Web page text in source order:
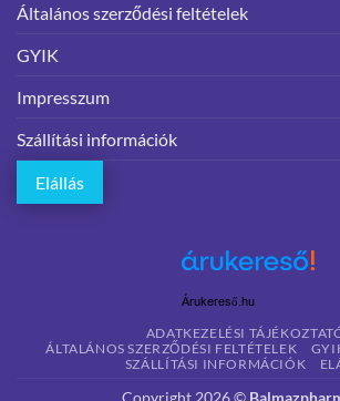
Általános szerződési feltételek
GYIK
Impresszum
Szállítási információk
Elállás
Árukereső.hu
ADATKEZELÉSI
ÁLTALÁNOS SZERZŐDÉSI FELTÉTELEK
SZÁLLÍTÁSI INFORMÁCIÓK